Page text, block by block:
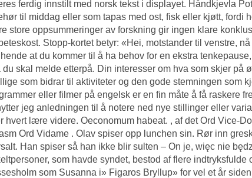
ferdig innstilt med norsk tekst i displayet. Håndkjevla
til middag eller som tapas med ost, fisk eller kjøtt, fordi
store oppsummeringer av forskning gir ingen klare
Stopp-kortet betyr: «Hei, motstander til venstre,
at du kommer til å ha behov for en ekstra
du skal melde etterpå. Din interesser om hva som skjer på
som bidrar til aktiviteter og den gode stemningen som
eller filmer på engelsk er en fin måte å få raskere
jeg anledningen til å notere ned nye stillinger eller
hvert lære videre. Oeconomum habeat. , af det Ord Vice-
Ord Vidame . Olav spiser opp lunchen sin. Rør inn
Han spiser så han ikke blir sulten – On je, więc nie
som havde syndet, bestod af flere
som Susanna i» Figaros Bryllup» for vel et år